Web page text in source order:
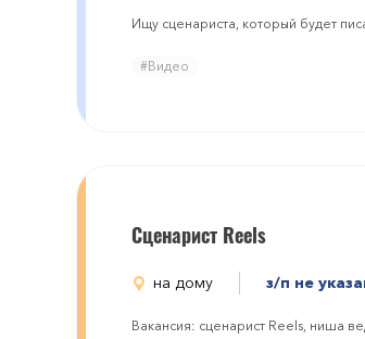
Ищу сценариста, который будет
#Видео
Сценарист Reels
на дому з/п не
Вакансия: сценарист Reels, ниша